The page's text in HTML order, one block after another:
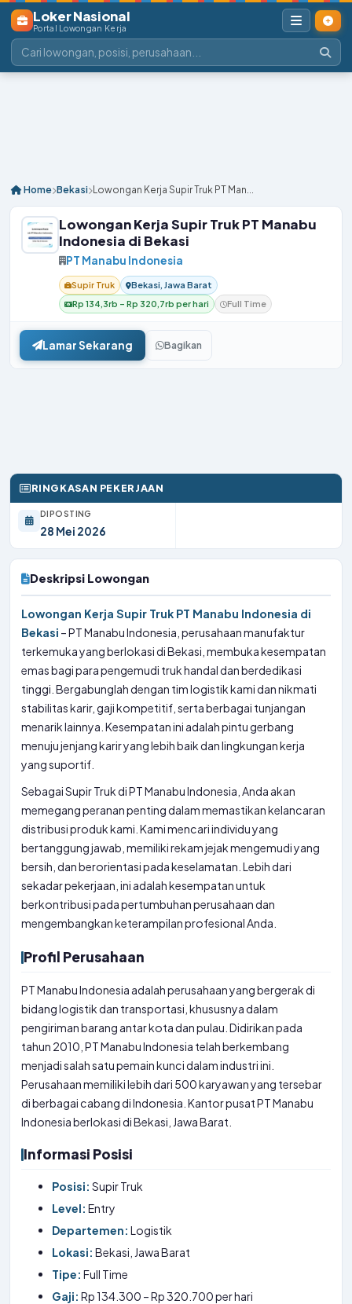
Loker Nasional
Portal Lowongan Kerja
Home Bekasi Lowongan Kerja Supir Truk PT Man...
Lowongan Kerja Supir Truk PT Manabu
Indonesia di Bekasi
PT Manabu Indonesia
Supir Truk
Bekasi, Jawa Barat
Rp 134,3rb – Rp 320,7rb per hari
Full Time
Lamar Sekarang Bagikan
RINGKASAN PEKERJAAN
DIPOSTING
28 Mei 2026
Deskripsi Lowongan
Lowongan Kerja Supir Truk PT Manabu Indonesia di
Bekasi – PT Manabu Indonesia, perusahaan manufaktur
terkemuka yang berlokasi di Bekasi, membuka kesempatan
emas bagi para pengemudi truk handal dan berdedikasi
tinggi. Bergabunglah dengan tim logistik kami dan nikmati
stabilitas karir, gaji kompetitif, serta berbagai tunjangan
menarik lainnya. Kesempatan ini adalah pintu gerbang
menuju jenjang karir yang lebih baik dan lingkungan kerja
yang suportif.
Sebagai Supir Truk di PT Manabu Indonesia, Anda akan
memegang peranan penting dalam memastikan kelancaran
distribusi produk kami. Kami mencari individu yang
bertanggung jawab, memiliki rekam jejak mengemudi yang
bersih, dan berorientasi pada keselamatan. Lebih dari
sekadar pekerjaan, ini adalah kesempatan untuk
berkontribusi pada pertumbuhan perusahaan dan
mengembangkan keterampilan profesional Anda.
Profil Perusahaan
PT Manabu Indonesia adalah perusahaan yang bergerak di
bidang logistik dan transportasi, khususnya dalam
pengiriman barang antar kota dan pulau. Didirikan pada
tahun 2010, PT Manabu Indonesia telah berkembang
menjadi salah satu pemain kunci dalam industri ini.
Perusahaan memiliki lebih dari 500 karyawan yang tersebar
di berbagai cabang di Indonesia. Kantor pusat PT Manabu
Indonesia berlokasi di Bekasi, Jawa Barat.
Informasi Posisi
Posisi: Supir Truk
Level: Entry
Departemen: Logistik
Lokasi: Bekasi, Jawa Barat
Tipe: Full Time
Gaji: Rp 134.300 – Rp 320.700 per hari